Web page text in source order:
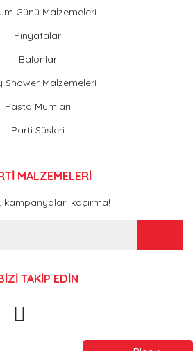
Günü Malzemeleri
Pinyatalar
Balonlar
Shower Malzemeleri
Pasta Mumları
Parti Süsleri
MALZEMELERİ
kampanyaları kaçırma!
TAKİP EDİN